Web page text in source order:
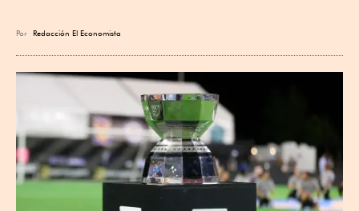
Por Redacción El Economista